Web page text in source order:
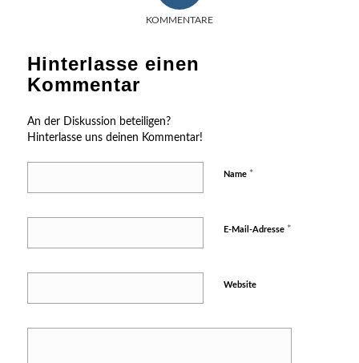
KOMMENTARE
Hinterlasse einen
Kommentar
An der Diskussion beteiligen?
Hinterlasse uns deinen Kommentar!
Name *
E-Mail-Adresse *
Website